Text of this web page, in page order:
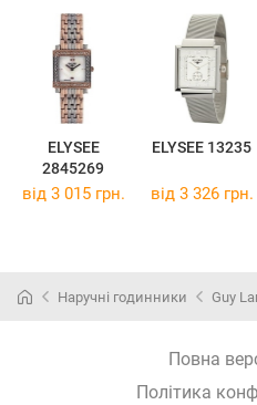
ELYSEE
2845269
ELYSEE 13235
від 3 015 грн. від 3 326 грн.
Наручні годинники Guy
Повна
Політика